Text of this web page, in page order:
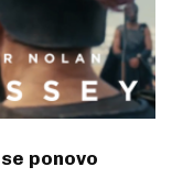
ponovo